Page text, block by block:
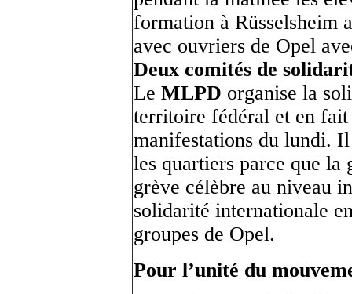
formation à Rüsselsheim
avec ouvriers de Opel
Deux comités de
Le MLPD organise la
territoire fédéral et en fait
manifestations du lundi. Il
les quartiers parce que
grève célèbre au niveau
solidarité internationale
groupes de Opel.
Pour l’unité du